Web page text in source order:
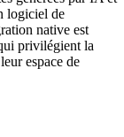
logiciel de
native est
privilégient la
espace de